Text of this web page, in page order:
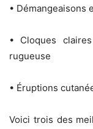
• Démangeaisons
• Cloques
rugueuse
• Éruptions
Voici trois des